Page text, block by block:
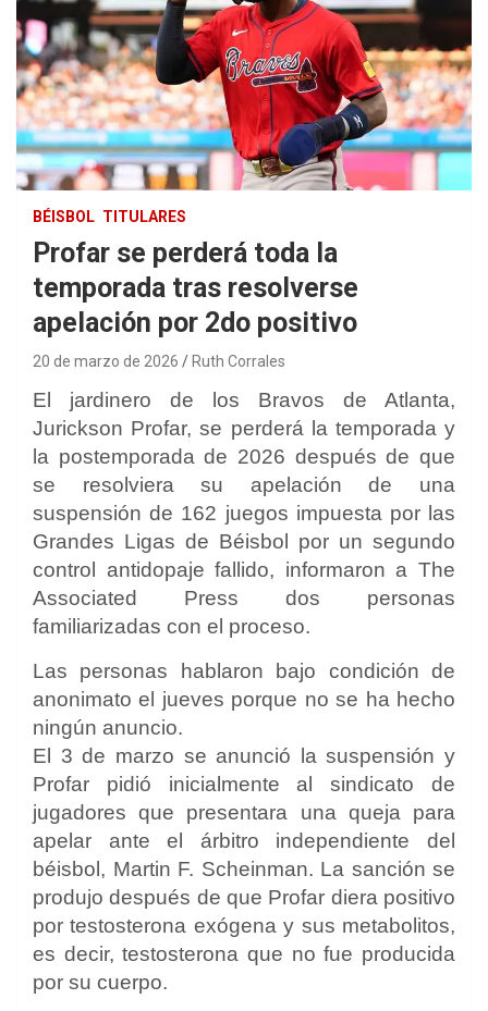
BÉISBOL TITULARES
Profar se perderá toda la
temporada tras resolverse
apelación por 2do positivo
20 de marzo de 2026 Ruth Corrales
El jardinero de los Bravos de Atlanta,
Jurickson Profar, se perderá la temporada y
la postemporada de 2026 después de que
se resolviera su apelación de una
suspensión de 162 juegos impuesta por las
Grandes Ligas de Béisbol por un segundo
control antidopaje fallido, informaron a The
Associated Press dos personas
familiarizadas con el proceso.
Las personas hablaron bajo condición de
anonimato el jueves porque no se ha hecho
ningún anuncio.
El 3 de marzo se anunció la suspensión y
Profar pidió inicialmente al sindicato de
jugadores que presentara una queja para
apelar ante el árbitro independiente del
béisbol, Martin F. Scheinman. La sanción se
produjo después de que Profar diera positivo
por testosterona exógena y sus metabolitos,
es decir, testosterona que no fue producida
por su cuerpo.